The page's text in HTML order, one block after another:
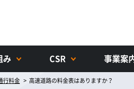
み CSR 事業案
行料金 高速道路の料金表はありますか？